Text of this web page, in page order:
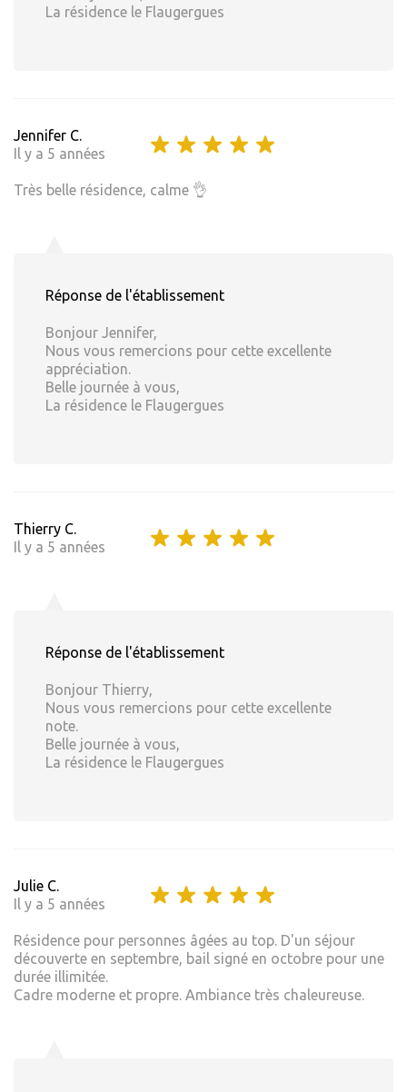
La résidence le Flaugergues
Jennifer C.
Il y a 5 années
Très belle résidence, calme 👌
Réponse de l'établissement
Bonjour Jennifer,
Nous vous remercions pour cette excellente
appréciation.
Belle journée à vous,
La résidence le Flaugergues
Thierry C.
Il y a 5 années
Réponse de l'établissement
Bonjour Thierry,
Nous vous remercions pour cette excellente
note.
Belle journée à vous,
La résidence le Flaugergues
Julie C.
Il y a 5 années
Résidence pour personnes âgées au top. D'un séjour
découverte en septembre, bail signé en octobre pour une
durée illimitée.
Cadre moderne et propre. Ambiance très chaleureuse.